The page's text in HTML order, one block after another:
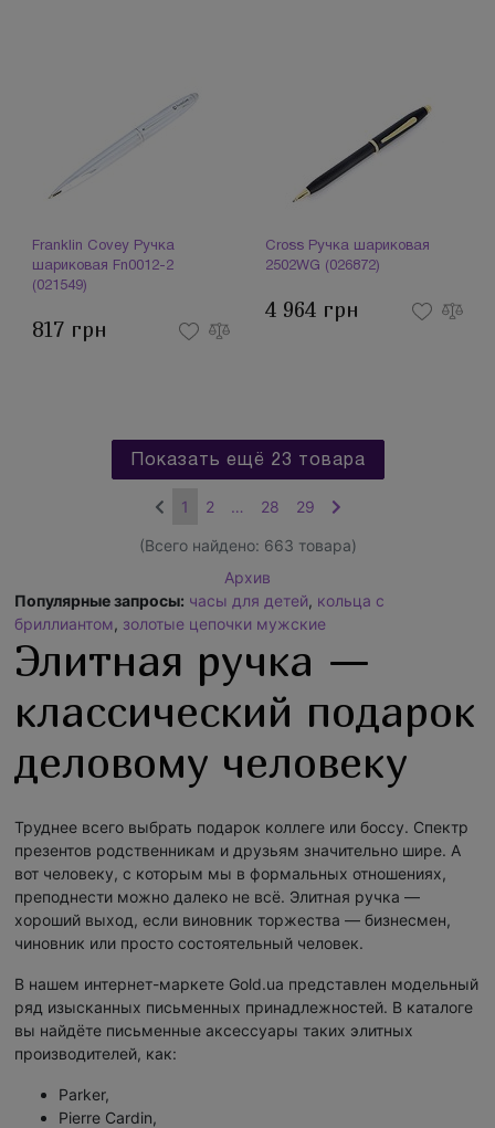
Franklin Covey Ручка
шариковая Fn0012-2
(021549)
817 грн
Cross Ручка шариковая
2502WG (026872)
4 964 грн
Показать ещё 23 товара
1 2 … 28 29
(Всего найдено: 663 товара)
Архив
Популярные запросы: часы для детей, кольца с
бриллиантом, золотые цепочки мужские
Элитная ручка —
классический подарок
деловому человеку
Труднее всего выбрать подарок коллеге или боссу. Спектр
презентов родственникам и друзьям значительно шире. А
вот человеку, с которым мы в формальных отношениях,
преподнести можно далеко не всё. Элитная ручка —
хороший выход, если виновник торжества — бизнесмен,
чиновник или просто состоятельный человек.
В нашем интернет-маркете Gold.ua представлен модельный
ряд изысканных письменных принадлежностей. В каталоге
вы найдёте письменные аксессуары таких элитных
производителей, как:
Parker,
Pierre Cardin,